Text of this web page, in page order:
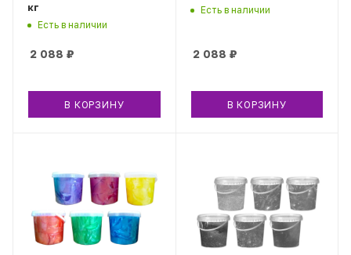
кг
Есть в наличии
2 088 ₽
В КОРЗИНУ
Есть в наличии
2 088 ₽
В КОРЗИНУ